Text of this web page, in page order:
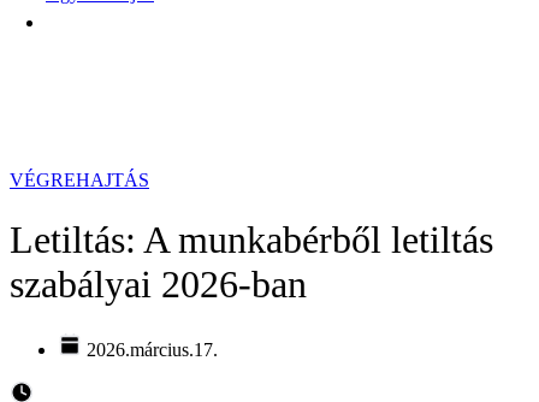
VÉGREHAJTÁS
Letiltás: A munkabérből letiltás
szabályai 2026-ban
2026.március.17.